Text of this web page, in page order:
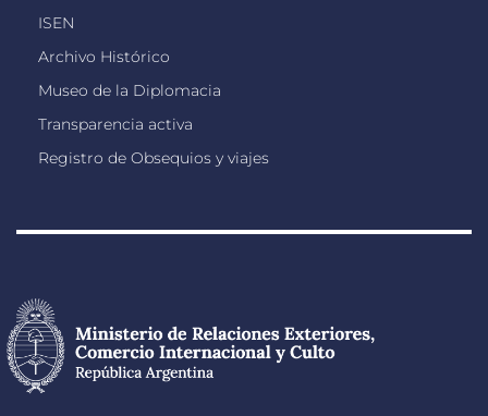
ISEN
Archivo Histórico
Museo de la Diplomacia
Transparencia activa
Registro de Obsequios y viajes